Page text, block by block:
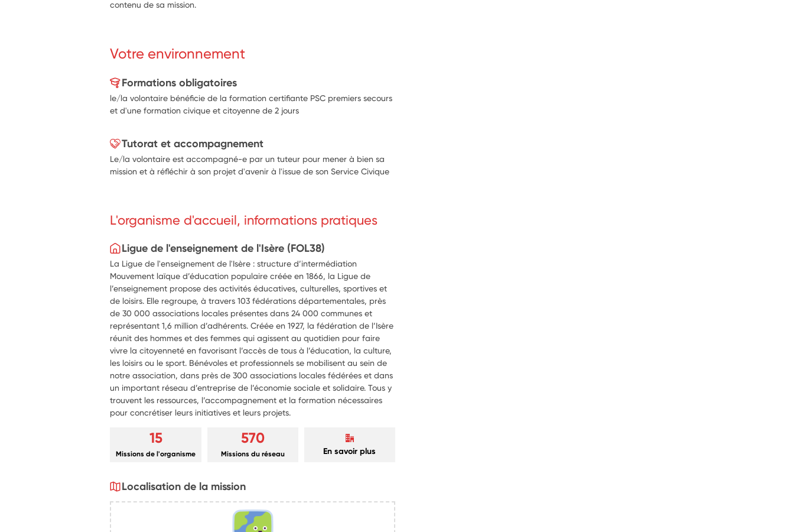
contenu de sa mission.
Votre environnement
Formations obligatoires
le/la volontaire bénéficie de la formation certifiante PSC premiers secours
et d'une formation civique et citoyenne de 2 jours
Tutorat et accompagnement
Le/la volontaire est accompagné-e par un tuteur pour mener à bien sa
mission et à réfléchir à son projet d'avenir à l'issue de son Service Civique
L'organisme d'accueil, informations pratiques
Ligue de l'enseignement de l'Isère (FOL38)
La Ligue de l'enseignement de l'Isère : structure d’intermédiation
Mouvement laïque d’éducation populaire créée en 1866, la Ligue de
l’enseignement propose des activités éducatives, culturelles, sportives et
de loisirs. Elle regroupe, à travers 103 fédérations départementales, près
de 30 000 associations locales présentes dans 24 000 communes et
représentant 1,6 million d’adhérents. Créée en 1927, la fédération de l’Isère
réunit des hommes et des femmes qui agissent au quotidien pour faire
vivre la citoyenneté en favorisant l’accès de tous à l’éducation, la culture,
les loisirs ou le sport. Bénévoles et professionnels se mobilisent au sein de
notre association, dans près de 300 associations locales fédérées et dans
un important réseau d’entreprise de l’économie sociale et solidaire. Tous y
trouvent les ressources, l’accompagnement et la formation nécessaires
pour concrétiser leurs initiatives et leurs projets.
15
Missions de l'organisme
570
Missions du réseau En savoir plus
Localisation de la mission